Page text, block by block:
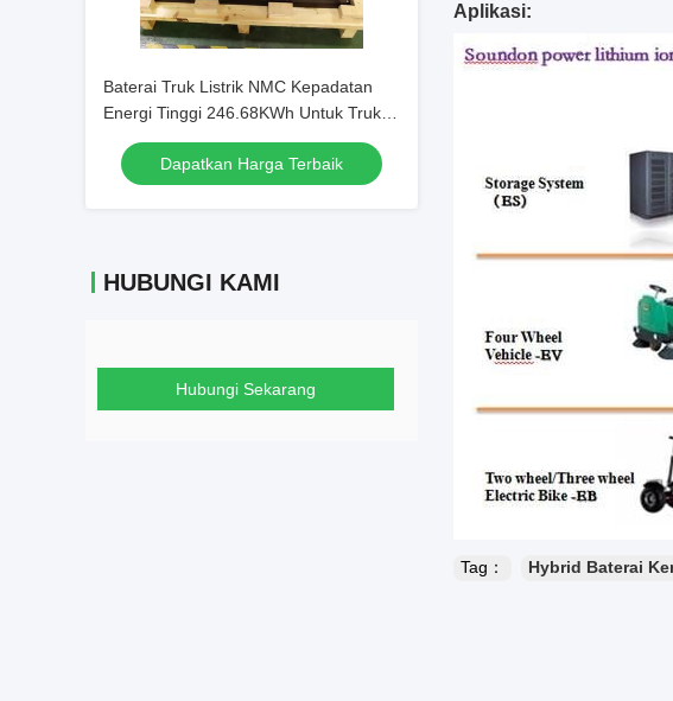
Baterai Truk Listrik NMC Kepadatan
Energi Tinggi 246.68KWh Untuk Truk
Berat Listrik
Dapatkan Harga Terbaik
HUBUNGI KAMI
Hubungi Sekarang
Aplikasi:
Tag： Hybrid Baterai